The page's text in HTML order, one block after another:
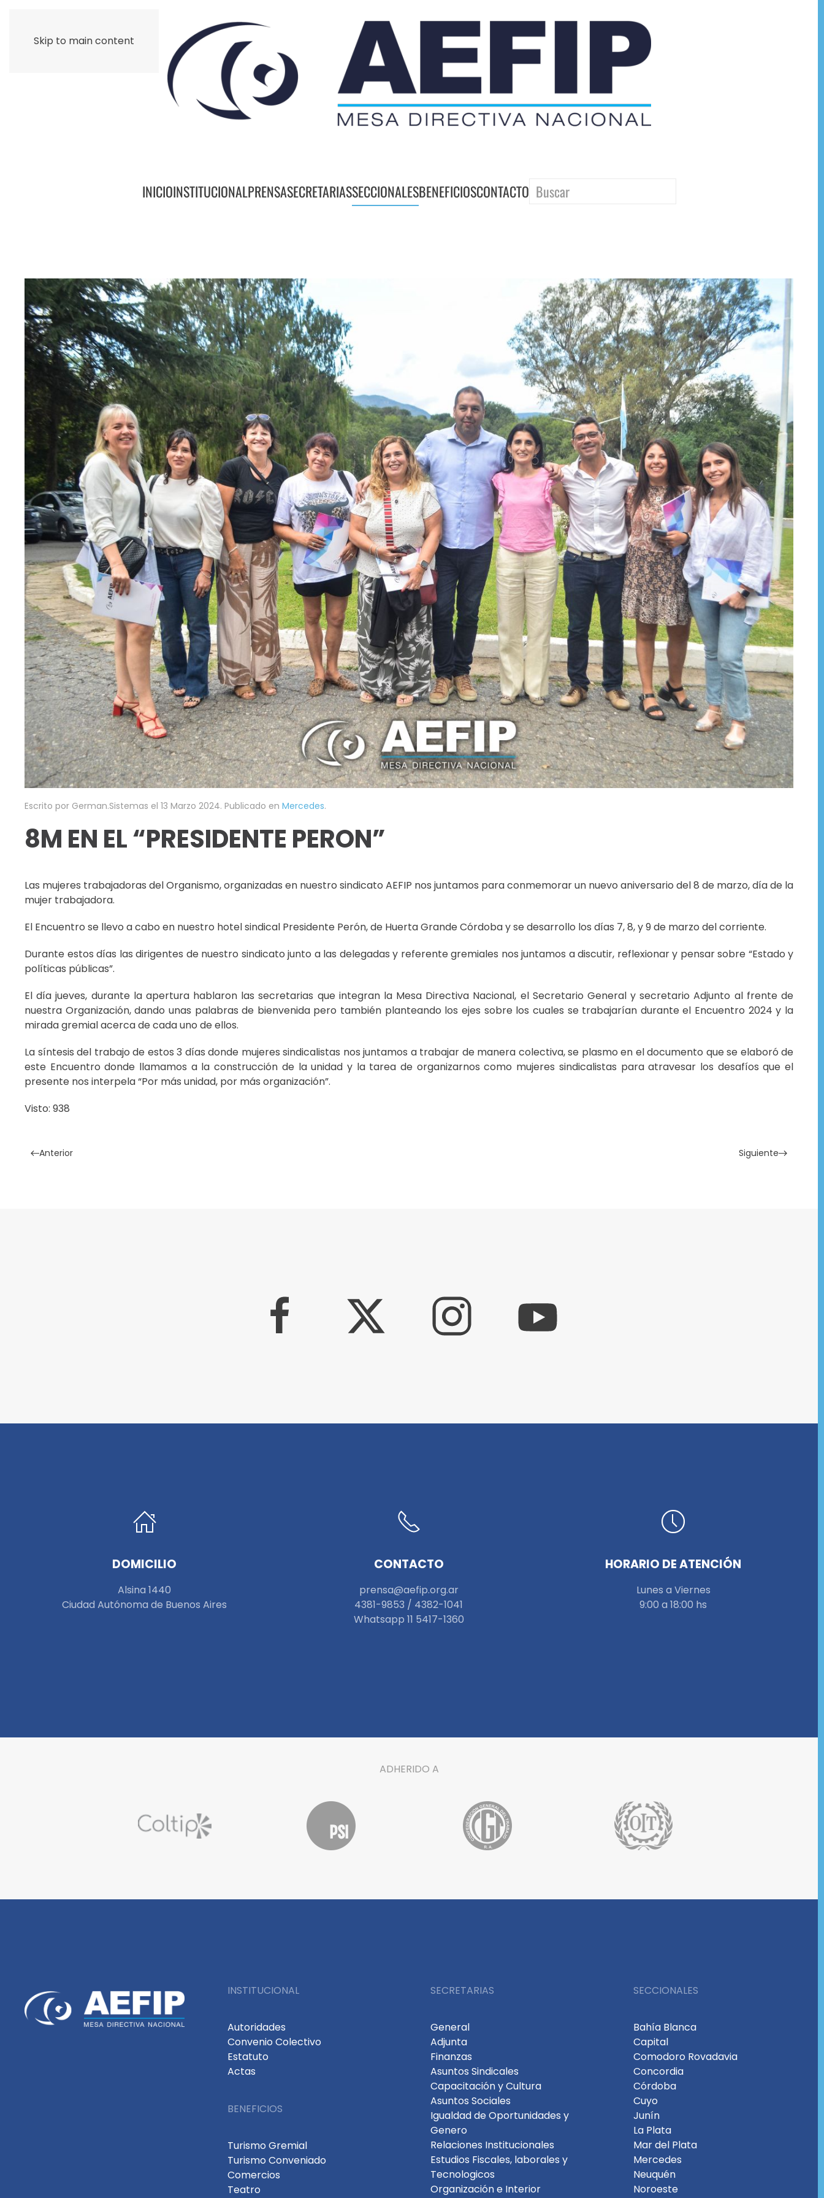
Skip to main content
INICIOINSTITUCIONALPRENSASECRETARIASSECCIONALESBENEFICIOSCONTACTO
Escrito por German.Sistemas el 13 Marzo 2024. Publicado en Mercedes.
8M EN EL “PRESIDENTE PERON”
Las mujeres trabajadoras del Organismo, organizadas en nuestro sindicato AEFIP nos juntamos para conmemorar un nuevo aniversario del 8 de marzo, día de la
mujer trabajadora.
El Encuentro se llevo a cabo en nuestro hotel sindical Presidente Perón, de Huerta Grande Córdoba y se desarrollo los días 7, 8, y 9 de marzo del corriente.
Durante estos días las dirigentes de nuestro sindicato junto a las delegadas y referente gremiales nos juntamos a discutir, reflexionar y pensar sobre “Estado y
políticas públicas”.
El día jueves, durante la apertura hablaron las secretarias que integran la Mesa Directiva Nacional, el Secretario General y secretario Adjunto al frente de
nuestra Organización, dando unas palabras de bienvenida pero también planteando los ejes sobre los cuales se trabajarían durante el Encuentro 2024 y la
mirada gremial acerca de cada uno de ellos.
La síntesis del trabajo de estos 3 días donde mujeres sindicalistas nos juntamos a trabajar de manera colectiva, se plasmo en el documento que se elaboró de
este Encuentro donde llamamos a la construcción de la unidad y la tarea de organizarnos como mujeres sindicalistas para atravesar los desafíos que el
presente nos interpela “Por más unidad, por más organización”.
Visto: 938
Anterior Siguiente
DOMICILIO
Alsina 1440
Ciudad Autónoma de Buenos Aires
CONTACTO
prensa@aefip.org.ar
4381-9853 / 4382-1041
Whatsapp 11 5417-1360
HORARIO DE ATENCIÓN
Lunes a Viernes
9:00 a 18:00 hs
ADHERIDO A
INSTITUCIONAL
Autoridades
Convenio Colectivo
Estatuto
Actas
BENEFICIOS
Turismo Gremial
Turismo Conveniado
Comercios
Teatro
SECRETARIAS
General
Adjunta
Finanzas
Asuntos Sindicales
Capacitación y Cultura
Asuntos Sociales
Igualdad de Oportunidades y
Genero
Relaciones Institucionales
Estudios Fiscales, laborales y
Tecnologicos
Organización e Interior
SECCIONALES
Bahía Blanca
Capital
Comodoro Rovadavia
Concordia
Córdoba
Cuyo
Junín
La Plata
Mar del Plata
Mercedes
Neuquén
Noroeste